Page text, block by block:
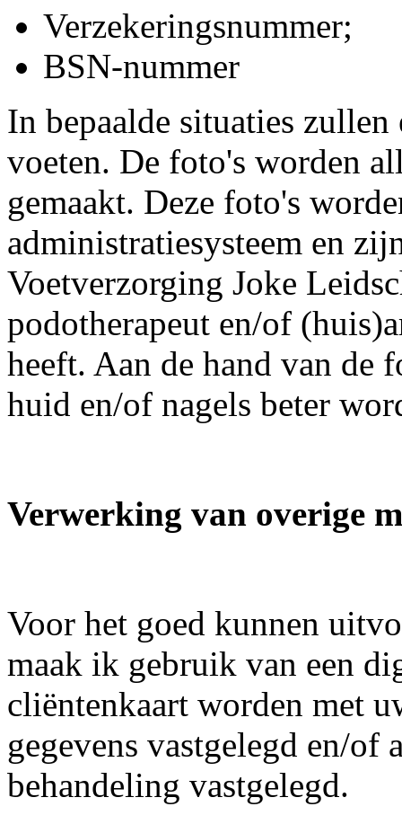
Verzekeringsnummer;
BSN-nummer
In bepaalde situaties
voeten. De foto's worden
gemaakt. Deze foto's
administratiesysteem en
Voetverzorging Joke
podotherapeut en/of
heeft. Aan de hand van de
huid en/of nagels beter
Verwerking van overige
Voor het goed kunnen
maak ik gebruik van een
cliëntenkaart worden met
gegevens vastgelegd en/of
behandeling vastgelegd.